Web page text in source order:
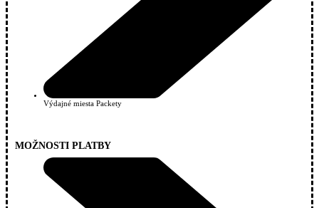
Výdajné miesta Packety
MOŽNOSTI PLATBY